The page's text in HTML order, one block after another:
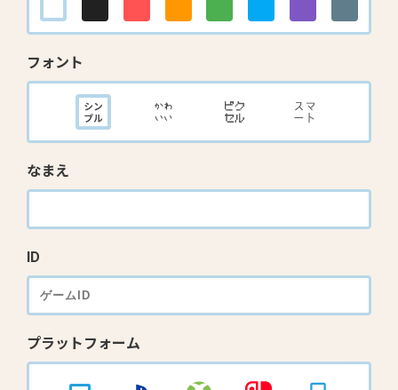
フォント
なまえ
ID
プラットフォーム